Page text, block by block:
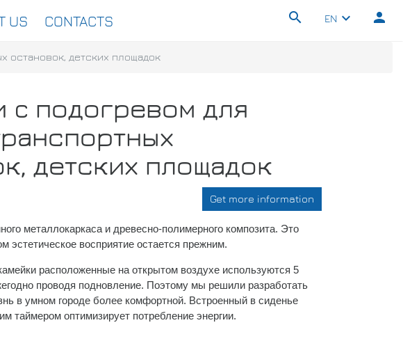
US CONTACTS search EN keyboard_arrow_down person
остановок, детских площадок
c подогревом для
детских площадок
Get more information
металлокаркаса и древесно-полимерного композита. Это
восприятие остается прежним.
расположенные на открытом воздухе используются 5
проводя подновление. Поэтому мы решили разработать
в умном городе более комфортной. Встроенный в сиденье
таймером оптимизирует потребление энергии.